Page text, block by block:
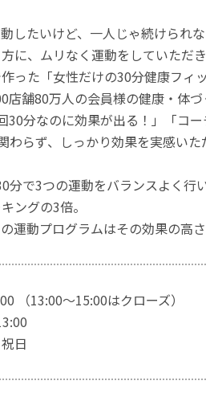
したいけど、一人じゃ続けられ
に、ムリなく運動をしていただ
った「女性だけの30分健康フィ
店舗80万人の会員様の健康・体づ
30分なのに効果が出る！」「コ
わらず、しっかり効果を実感いた
分で3つの運動をバランスよく
ングの3倍。
運動プログラムはその効果の高
（13:00～15:00はクローズ）
日